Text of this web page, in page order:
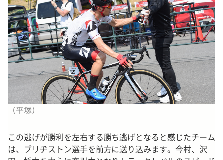
（平塚）
この逃げが勝利を左右する勝ち逃げとなると感じたチーム
は、ブリヂストン選手を前方に送り込みます。今村、沢